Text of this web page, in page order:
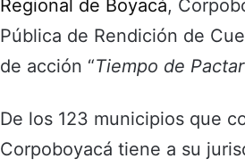
Regional de Boyacá,
Pública de Rendición de
de acción “Tiempo de
De los 123 municipios que
Corpoboyacá tiene a su